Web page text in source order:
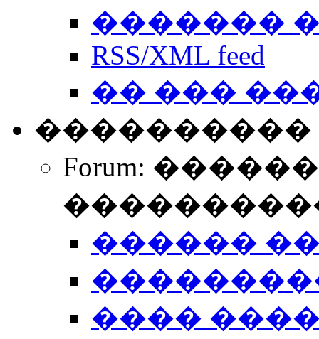
�������
RSS/XML feed
�� ���
����������
Forum:
������
����